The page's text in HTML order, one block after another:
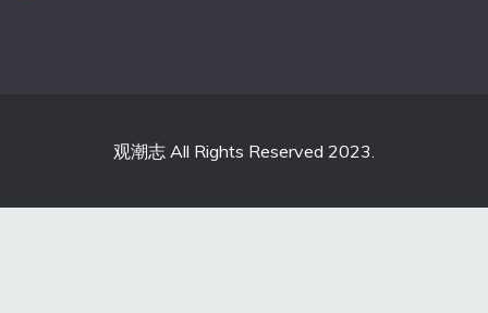
观潮志 All Rights Reserved 2023.